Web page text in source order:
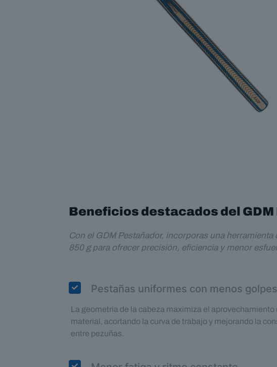
Beneficios destacados del
Con el GDM Pestañador, incorporas una
850 g para ofrecer precisión, eficiencia y menor
Pestañas uniformes con menos golpes
La geometría de la cabeza maximiza el aprovechamiento
material, acortando la curva de trabajo y mejorando la
entre pezuñas.